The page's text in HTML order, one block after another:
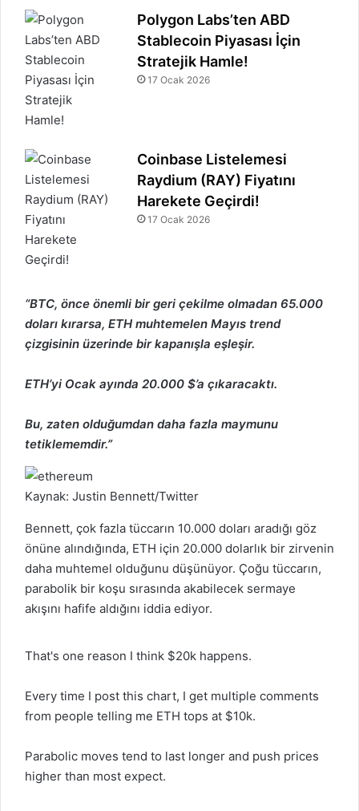
Polygon Labs’ten ABD
Stablecoin Piyasası İçin
Stratejik Hamle!
17 Ocak 2026
Coinbase Listelemesi
Raydium (RAY) Fiyatını
Harekete Geçirdi!
17 Ocak 2026
“BTC, önce önemli bir geri çekilme olmadan 65.000
doları kırarsa, ETH muhtemelen Mayıs trend
çizgisinin üzerinde bir kapanışla eşleşir.
ETH’yi Ocak ayında 20.000 $’a çıkaracaktı.
Bu, zaten olduğumdan daha fazla maymunu
tetiklememdir.”
Kaynak: Justin Bennett/Twitter
Bennett, çok fazla tüccarın 10.000 doları aradığı göz
önüne alındığında, ETH için 20.000 dolarlık bir zirvenin
daha muhtemel olduğunu düşünüyor. Çoğu tüccarın,
parabolik bir koşu sırasında akabilecek sermaye
akışını hafife aldığını iddia ediyor.
That's one reason I think $20k happens.
Every time I post this chart, I get multiple comments
from people telling me ETH tops at $10k.
Parabolic moves tend to last longer and push prices
higher than most expect.